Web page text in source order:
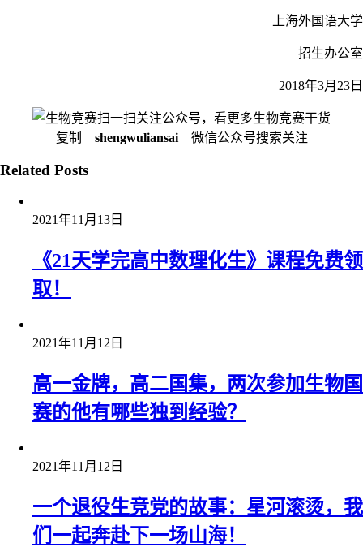
上海外国语大学
招生办公室
2018年3月23日
扫一扫关注公众号，看更多生物竞赛干货
复制 shengwuliansai微信公众号搜索关注
Related Posts
2021年11月13日
《21天学完高中数理化生》课程免费领
取！
2021年11月12日
高一金牌，高二国集，两次参加生物国
赛的他有哪些独到经验？
2021年11月12日
一个退役生竞党的故事：星河滚烫，我
们一起奔赴下一场山海！